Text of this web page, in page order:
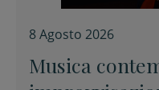
8 Agosto 2026
Musica